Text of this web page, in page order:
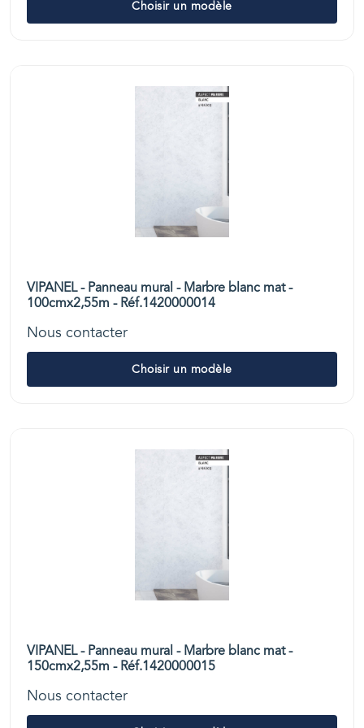
Choisir un modèle
VIPANEL - Panneau mural - Marbre blanc mat -
100cmx2,55m - Réf.1420000014
Nous contacter
Choisir un modèle
VIPANEL - Panneau mural - Marbre blanc mat -
150cmx2,55m - Réf.1420000015
Nous contacter